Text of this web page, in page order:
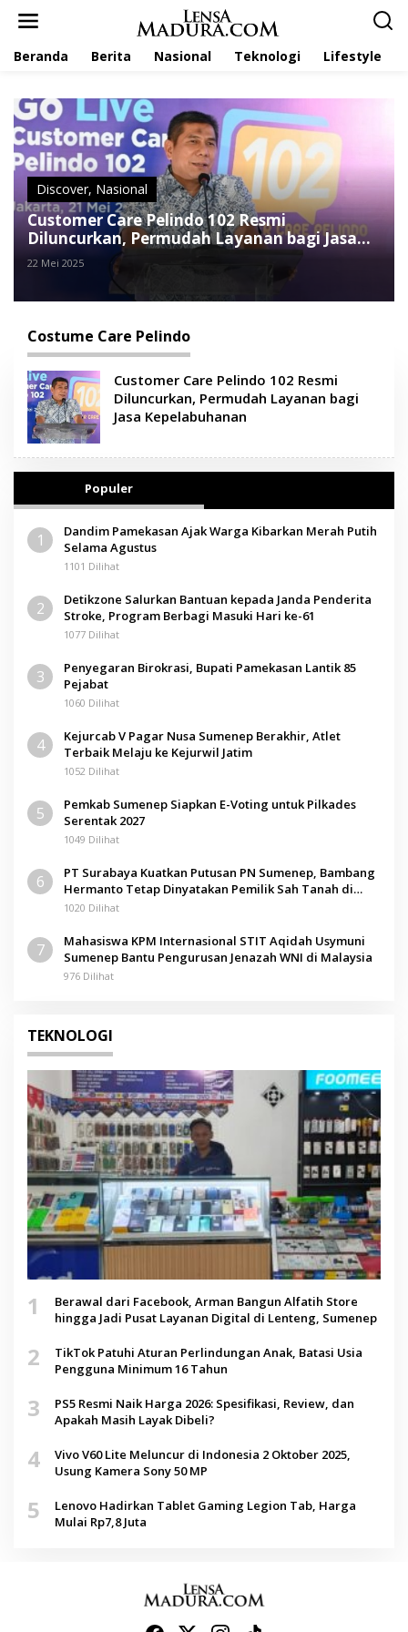
Beranda Berita Nasional Teknologi Lifestyle
Discover, Nasional
Customer Care Pelindo 102 Resmi
Diluncurkan, Permudah Layanan bagi Jasa
Kepelabuhanan
22 Mei 2025
Costume Care Pelindo
Customer Care Pelindo 102 Resmi
Diluncurkan, Permudah Layanan bagi
Jasa Kepelabuhanan
Populer
1
Dandim Pamekasan Ajak Warga Kibarkan Merah Putih
Selama Agustus
1101 Dilihat
2
Detikzone Salurkan Bantuan kepada Janda Penderita
Stroke, Program Berbagi Masuki Hari ke-61
1077 Dilihat
3
Penyegaran Birokrasi, Bupati Pamekasan Lantik 85
Pejabat
1060 Dilihat
4
Kejurcab V Pagar Nusa Sumenep Berakhir, Atlet
Terbaik Melaju ke Kejurwil Jatim
1052 Dilihat
5
Pemkab Sumenep Siapkan E-Voting untuk Pilkades
Serentak 2027
1049 Dilihat
6
PT Surabaya Kuatkan Putusan PN Sumenep, Bambang
Hermanto Tetap Dinyatakan Pemilik Sah Tanah di
Pamolokan
1020 Dilihat
7
Mahasiswa KPM Internasional STIT Aqidah Usymuni
Sumenep Bantu Pengurusan Jenazah WNI di Malaysia
976 Dilihat
TEKNOLOGI
1
Berawal dari Facebook, Arman Bangun Alfatih Store
hingga Jadi Pusat Layanan Digital di Lenteng, Sumenep
2
TikTok Patuhi Aturan Perlindungan Anak, Batasi Usia
Pengguna Minimum 16 Tahun
3
PS5 Resmi Naik Harga 2026: Spesifikasi, Review, dan
Apakah Masih Layak Dibeli?
4
Vivo V60 Lite Meluncur di Indonesia 2 Oktober 2025,
Usung Kamera Sony 50 MP
5
Lenovo Hadirkan Tablet Gaming Legion Tab, Harga
Mulai Rp7,8 Juta